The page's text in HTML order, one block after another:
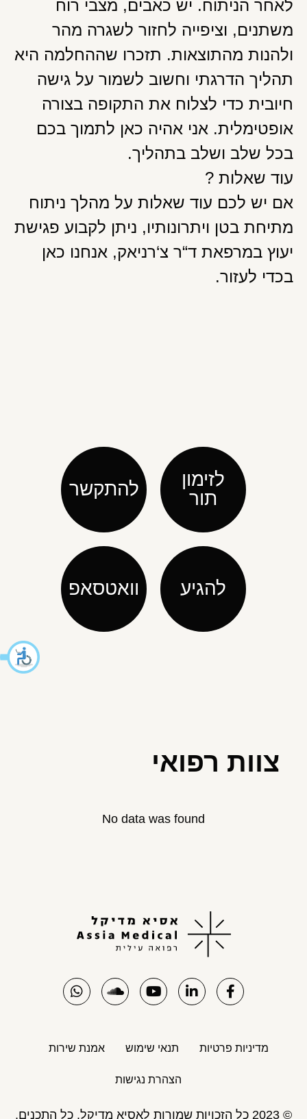
לאחר הניתוח. יש כאבים, מצבי רוח
משתנים, וציפייה לחזור לשגרה מהר
ולהנות מהתוצאות. תזכרו שההחלמה היא
תהליך הדרגתי וחשוב לשמור על גישה
חיובית כדי לצלוח את התקופה בצורה
אופטימלית. אני אהיה כאן לתמוך בכם
בכל שלב ושלב בתהליך.
עוד שאלות ?
אם יש לכם עוד שאלות על מהלך ניתוח
מתיחת בטן ויתרונותיו, ניתן לקבוע פגישת
יעוץ במרפאת ד“ר צ‘רניאק, אנחנו כאן
בכדי לעזור.
לזימון
תור
להתקשר
להגיע וואטסאפ
צוות רפואי
No data was found
מדיניות פרטיות תנאי שימוש אמנת שירות
הצהרת נגישות
© 2023 כל הזכויות שמורות לאסיא מדיקל. כל התכנים,